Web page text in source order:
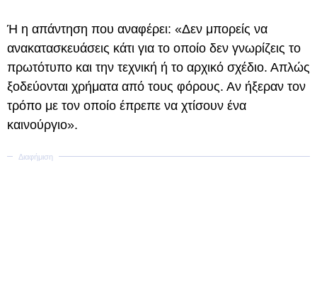
Ή η απάντηση που αναφέρει: «Δεν μπορείς να
ανακατασκευάσεις κάτι για το οποίο δεν γνωρίζεις το
πρωτότυπο και την τεχνική ή το αρχικό σχέδιο. Απλώς
ξοδεύονται χρήματα από τους φόρους. Αν ήξεραν τον
τρόπο με τον οποίο έπρεπε να χτίσουν ένα
καινούργιο».